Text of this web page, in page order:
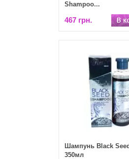
Shampoo...
467 грн.
Шампунь Black
350мл